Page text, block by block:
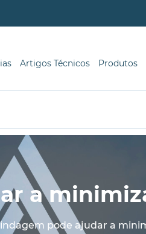
Artigos Técnicos Produtos
a
pode ajudar a